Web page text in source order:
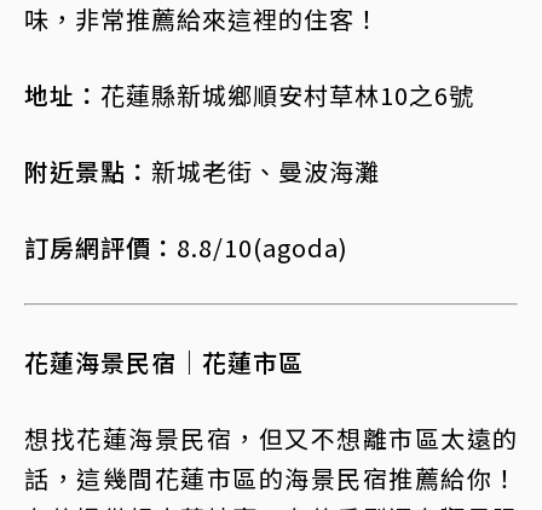
味，非常推薦給來這裡的住客！
地址： 花蓮縣新城鄉順安村草林10之6號
附近景點： 新城老街、曼波海灘
訂房網評價： 8.8/10(agoda)
花蓮海景民宿｜花蓮市區
想找花蓮海景民宿，但又不想離市區太遠的
話，這幾間花蓮市區的海景民宿推薦給你！